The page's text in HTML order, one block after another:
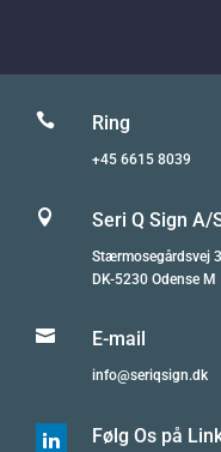
 Ring
+45 6615 8039
 Seri Q Sign A/
Stærmosegårdsvej
DK-5230 Odense M
 E-mail
info@seriqsign.dk
 Følg Os på